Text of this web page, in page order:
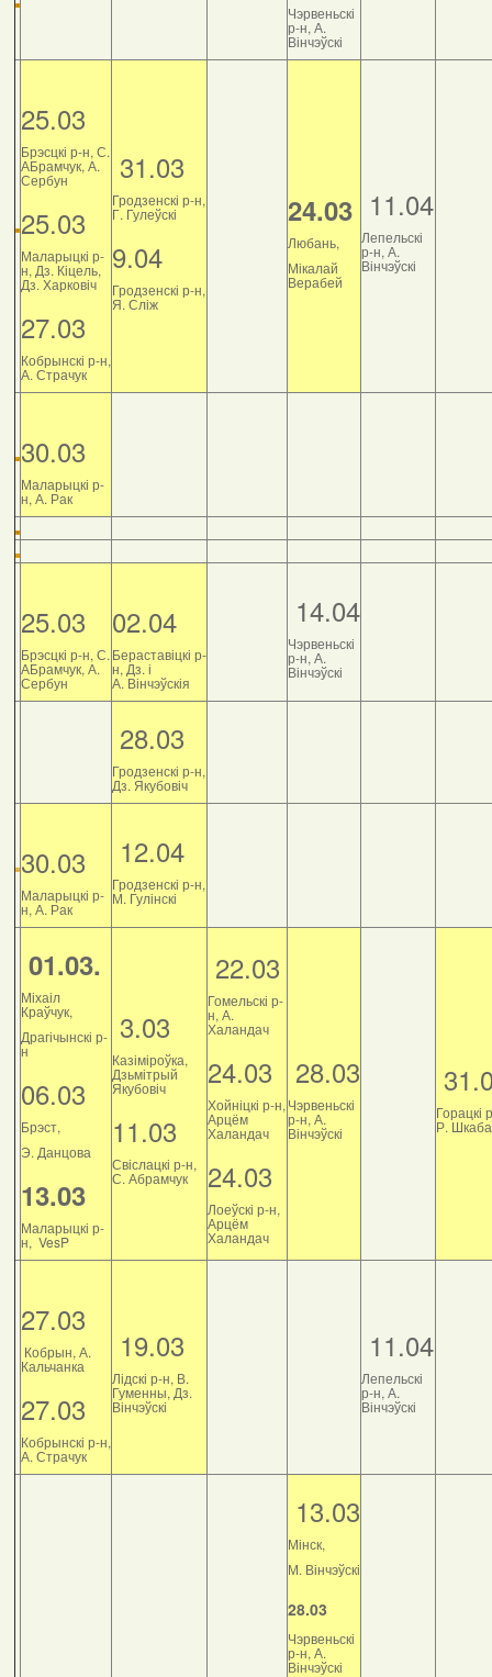
Чэрвеньскі
р-н, А.
Вінчэўскі
25.03
Брэсцкі р-н, С.
АБрамчук, А.
Сербун
25.03
Маларыцкі р-
н, Дз. Кіцель,
Дз. Харковіч
27.03
Кобрынскі р-н,
А. Страчук
31.03
Гродзенскі р-н,
Г. Гулеўскі
9.04
Гродзенскі р-н,
Я. Сліж
24.03
Любань,
Мікалай
Верабей
11.04
Лепельскі
р-н, А.
Вінчэўскі
30.03
Маларыцкі р-
н, А. Рак
25.03
Брэсцкі р-н, С.
АБрамчук, А.
Сербун
02.04
Бераставіцкі р-
н, Дз. і
А. Вінчэўскія
14.04
Чэрвеньскі
р-н, А.
Вінчэўскі
28.03
Гродзенскі р-н,
Дз. Якубовіч
30.03
Маларыцкі р-
н, А. Рак
12.04
Гродзенскі р-н,
М. Гулінскі
01.03.
Міхаіл
Краўчук,
Драгічынскі р-
н
06.03
Брэст,
Э. Данцова
13.03
Маларыцкі р-
н, VesP
3.03
Казіміроўка,
Дзьмітрый
Якубовіч
11.03
Свіслацкі р-н,
С. Абрамчук
22.03
Гомельскі р-
н, А.
Халандач
24.03
Хойніцкі р-н,
Арцём
Халандач
24.03
Лоеўскі р-н,
Арцём
Халандач
28.03
Чэрвеньскі
р-н, А.
Вінчэўскі
Горацкі
Р.
27.03
Кобрын, А.
Кальчанка
27.03
Кобрынскі р-н,
А. Страчук
19.03
Лідскі р-н, В.
Гуменны, Дз.
Вінчэўскі
11.04
Лепельскі
р-н, А.
Вінчэўскі
13.03
Мінск,
М. Вінчэўскі
28.03
Чэрвеньскі
р-н, А.
Вінчэўскі